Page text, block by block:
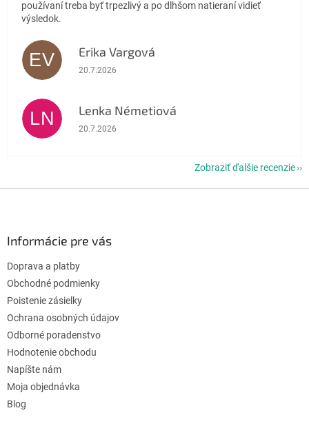
používaní treba byť trpezlivý a po dlhšom natieraní vidieť
výsledok.
EV Erika Vargová
Hodnotenie obchodu je 5 z 5 hviezdičiek.
20.7.2026
LN Lenka Németiová
Hodnotenie obchodu je 5 z 5 hviezdičiek.
20.7.2026
Zobraziť ďalšie recenzie
Informácie pre vás
Doprava a platby
Obchodné podmienky
Poistenie zásielky
Ochrana osobných údajov
Odborné poradenstvo
Hodnotenie obchodu
Napíšte nám
Moja objednávka
Blog